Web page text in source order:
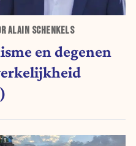
ALAIN SCHENKELS
en degenen